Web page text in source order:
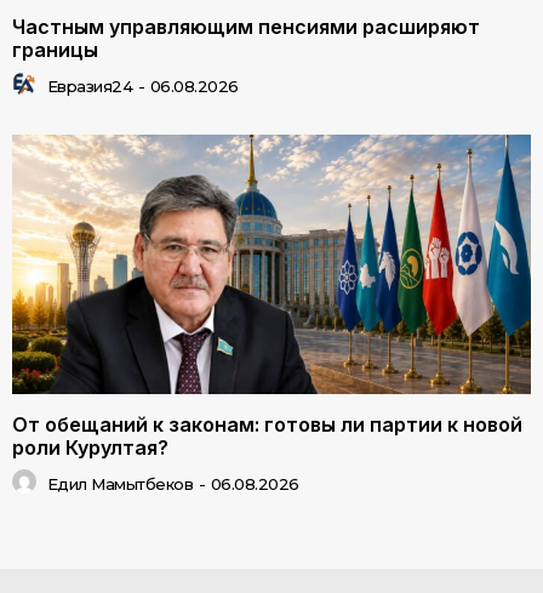
Частным управляющим пенсиями расширяют
границы
Евразия24 - 06.08.2026
От обещаний к законам: готовы ли партии к новой
роли Курултая?
Едил Мамытбеков - 06.08.2026